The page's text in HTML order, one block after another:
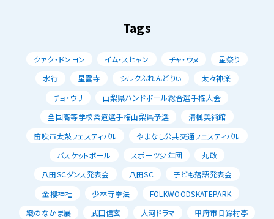
Tags
クァク・ドンヨン イム・スヒャン チャ・ウヌ
星祭り
水行
星雲寺 シルクふれんどりぃ
太々神楽
チョ・ウリ
山梨県ハンドボール総合選手権大会
全国高等学校柔道選手権山梨県予選
清楓美術館
笛吹市太鼓フェスティバル
やまなし公共交通フェスティバル
バスケットボール
スポーツ少年団
丸政
八田SCダンス発表会
八田SC
子ども落語発表会
金櫻神社
少林寺拳法
FOLKWOODSKATEPARK
織のなかま展
武田信玄 大河ドラマ
甲府市旧鈴村亭